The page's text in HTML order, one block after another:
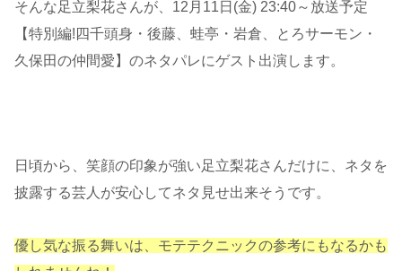
そんな足立梨花さんが、12月11日(金) 23:40～放送予定
【特別編!四千頭身・後藤、蛙亭・岩倉、とろサーモン・
久保田の仲間愛】のネタパレにゲスト出演します。
日頃から、笑顔の印象が強い足立梨花さんだけに、ネタを
披露する芸人が安心してネタ見せ出来そうです。
優し気な振る舞いは、モテテクニックの参考にもなるかも